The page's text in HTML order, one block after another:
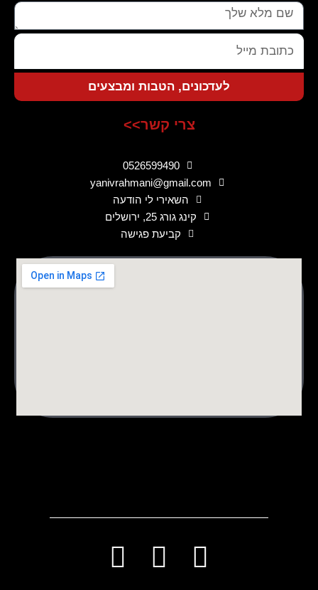
שם
כתובת
מייל
לעדכונים, הטבות ומבצעים
צרי קשר>>
0526599490
yanivrahmani@gmail.com
השאירי לי הודעה
קינג גורג 25, ירושלים
קביעת פגישה
F
I
T